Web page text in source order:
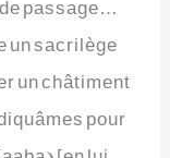
un sacrilège
un châtiment
pour